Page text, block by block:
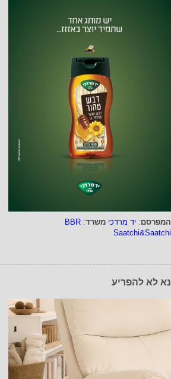
המפרסם: יד מרדכי משרד:
BBR
Saatchi&Saatchi
נא לא להפריע